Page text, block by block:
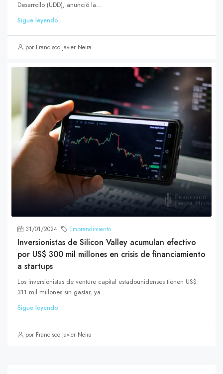
Desarrollo (UDD), anunció la...
Sigue leyendo
por Francisco Javier Neira
31/01/2024 Emprendimiento
Inversionistas de Silicon Valley acumulan efectivo
por US$ 300 mil millones en crisis de financiamiento
a startups
Los inversionistas de venture capital estadounidenses tienen US$
311 mil millones sin gastar, ya...
Sigue leyendo
por Francisco Javier Neira